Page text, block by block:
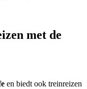
met de
en biedt ook treinreizen